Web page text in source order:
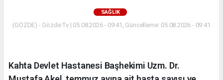
SAĞLIK
(GÖZDE) - Gözde Tv | 05.08.2026 - 09:41, Güncelleme: 05.08.2026 - 09:41
Kahta Devlet Hastanesi Başhekimi Uzm. Dr.